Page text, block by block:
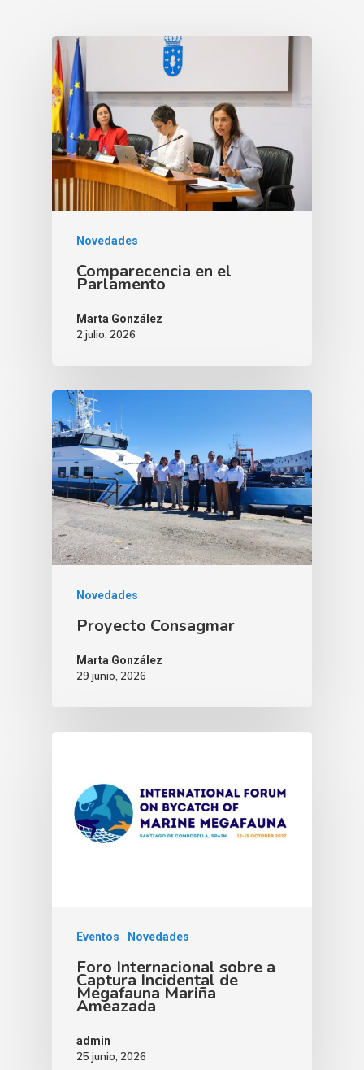
Novedades
Comparecencia en el
Parlamento
Marta González
2 julio, 2026
Novedades
Proyecto Consagmar
Marta González
29 junio, 2026
Eventos Novedades
Foro Internacional sobre a
Captura Incidental de
Megafauna Mariña
Ameazada
admin
25 junio, 2026